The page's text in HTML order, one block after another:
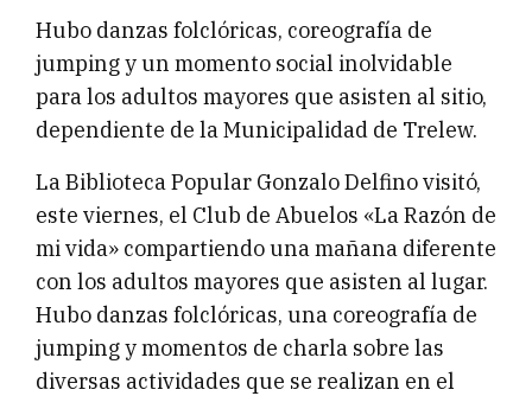
Hubo danzas folclóricas, coreografía de
jumping y un momento social inolvidable
para los adultos mayores que asisten al sitio,
dependiente de la Municipalidad de Trelew.
La Biblioteca Popular Gonzalo Delfino visitó,
este viernes, el Club de Abuelos «La Razón de
mi vida» compartiendo una mañana diferente
con los adultos mayores que asisten al lugar.
Hubo danzas folclóricas, una coreografía de
jumping y momentos de charla sobre las
diversas actividades que se realizan en el